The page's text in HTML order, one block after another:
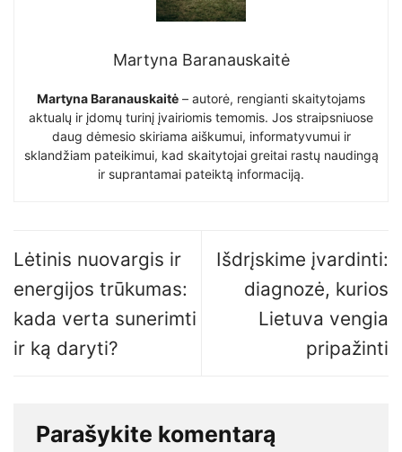
Martyna Baranauskaitė
Martyna Baranauskaitė – autorė, rengianti skaitytojams
aktualų ir įdomų turinį įvairiomis temomis. Jos straipsniuose
daug dėmesio skiriama aiškumui, informatyvumui ir
sklandžiam pateikimui, kad skaitytojai greitai rastų naudingą
ir suprantamai pateiktą informaciją.
Lėtinis nuovargis ir
energijos trūkumas:
kada verta sunerimti
ir ką daryti?
Išdrįskime įvardinti:
diagnozė, kurios
Lietuva vengia
pripažinti
Parašykite komentarą